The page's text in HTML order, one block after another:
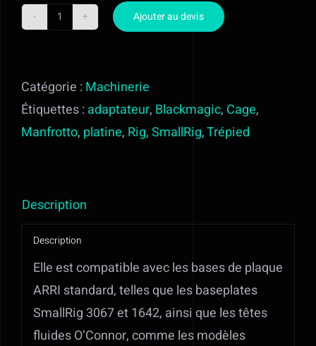
En savoir plus
Mon devis
quantité
12”
ARRI
PLATINE
Ajouter au devis
Catégorie : Machinerie
Étiquettes : adaptateur, Blackmagic, Cage,
Manfrotto, platine, Rig,SmallRig,Trépied
Description
Description
Elle est compatible avec les bases de plaque
ARRI standard, telles que les baseplates
SmallRig 3067 et 1642, ainsi que les têtes
fluides O’Connor, comme les modèles